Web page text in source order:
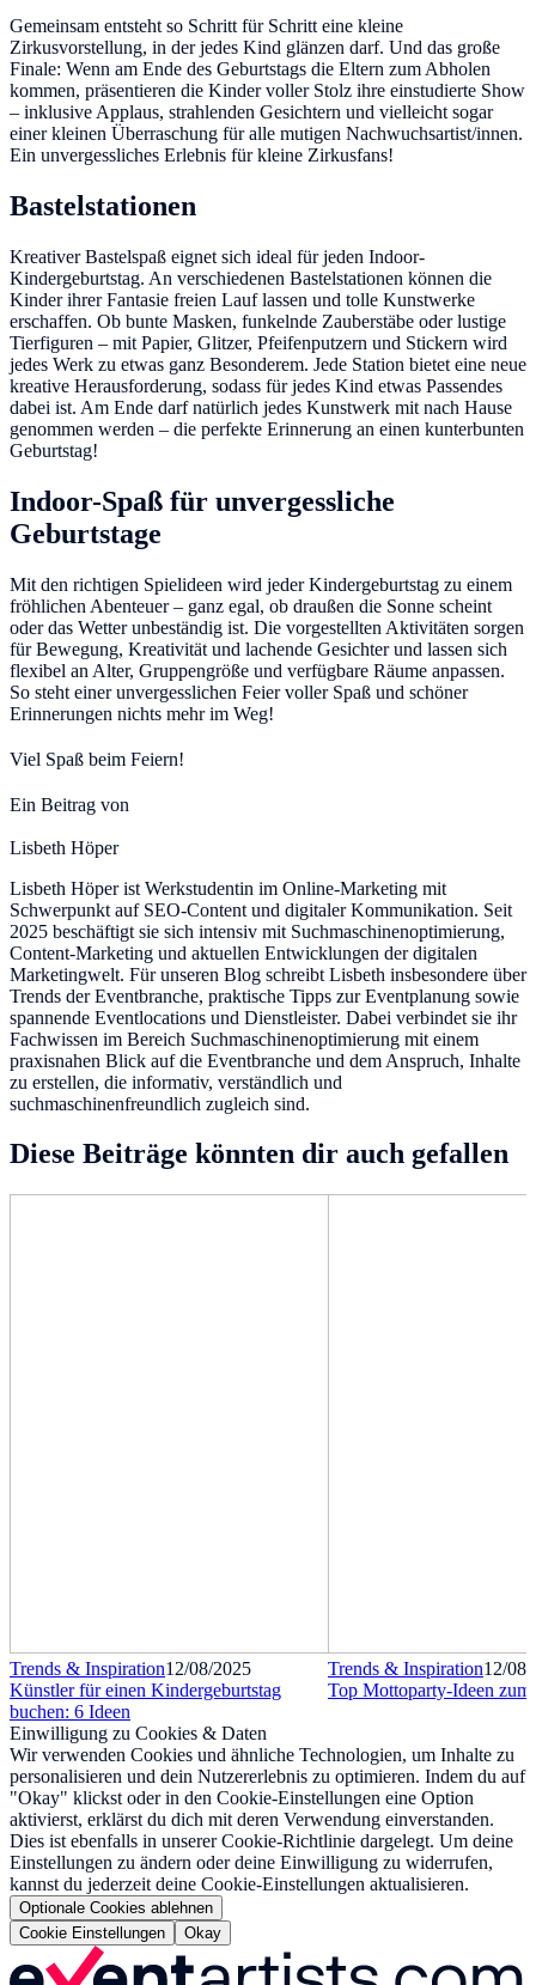
Gemeinsam entsteht so Schritt für Schritt eine kleine
Zirkusvorstellung, in der jedes Kind glänzen darf. Und das große
Finale: Wenn am Ende des Geburtstags die Eltern zum Abholen
kommen, präsentieren die Kinder voller Stolz ihre einstudierte Show
– inklusive Applaus, strahlenden Gesichtern und vielleicht sogar
einer kleinen Überraschung für alle mutigen Nachwuchsartist/innen.
Ein unvergessliches Erlebnis für kleine Zirkusfans!
Bastelstationen
Kreativer Bastelspaß eignet sich ideal für jeden Indoor-
Kindergeburtstag. An verschiedenen Bastelstationen können die
Kinder ihrer Fantasie freien Lauf lassen und tolle Kunstwerke
erschaffen. Ob bunte Masken, funkelnde Zauberstäbe oder lustige
Tierfiguren – mit Papier, Glitzer, Pfeifenputzern und Stickern wird
jedes Werk zu etwas ganz Besonderem. Jede Station bietet eine neue
kreative Herausforderung, sodass für jedes Kind etwas Passendes
dabei ist. Am Ende darf natürlich jedes Kunstwerk mit nach Hause
genommen werden – die perfekte Erinnerung an einen kunterbunten
Geburtstag!
Indoor-Spaß für unvergessliche
Geburtstage
Mit den richtigen Spielideen wird jeder Kindergeburtstag zu einem
fröhlichen Abenteuer – ganz egal, ob draußen die Sonne scheint
oder das Wetter unbeständig ist. Die vorgestellten Aktivitäten sorgen
für Bewegung, Kreativität und lachende Gesichter und lassen sich
flexibel an Alter, Gruppengröße und verfügbare Räume anpassen.
So steht einer unvergesslichen Feier voller Spaß und schöner
Erinnerungen nichts mehr im Weg!
Viel Spaß beim Feiern!
Ein Beitrag von
Lisbeth Höper
Lisbeth Höper ist Werkstudentin im Online-Marketing mit
Schwerpunkt auf SEO-Content und digitaler Kommunikation. Seit
2025 beschäftigt sie sich intensiv mit Suchmaschinenoptimierung,
Content-Marketing und aktuellen Entwicklungen der digitalen
Marketingwelt. Für unseren Blog schreibt Lisbeth insbesondere über
Trends der Eventbranche, praktische Tipps zur Eventplanung sowie
spannende Eventlocations und Dienstleister. Dabei verbindet sie ihr
Fachwissen im Bereich Suchmaschinenoptimierung mit einem
praxisnahen Blick auf die Eventbranche und dem Anspruch, Inhalte
zu erstellen, die informativ, verständlich und
suchmaschinenfreundlich zugleich sind.
Diese Beiträge könnten dir auch gefallen
Trends & Inspiration12/08/2025
Künstler für einen Kindergeburtstag
buchen: 6 Ideen
Trends & Inspiration12/08/
Top Mottoparty-Ideen zum
Einwilligung zu Cookies & Daten
Wir verwenden Cookies und ähnliche Technologien, um Inhalte zu
personalisieren und dein Nutzererlebnis zu optimieren. Indem du auf
"Okay" klickst oder in den Cookie-Einstellungen eine Option
aktivierst, erklärst du dich mit deren Verwendung einverstanden.
Dies ist ebenfalls in unserer Cookie-Richtlinie dargelegt. Um deine
Einstellungen zu ändern oder deine Einwilligung zu widerrufen,
kannst du jederzeit deine Cookie-Einstellungen aktualisieren.
Optionale Cookies ablehnen
Cookie Einstellungen
Okay